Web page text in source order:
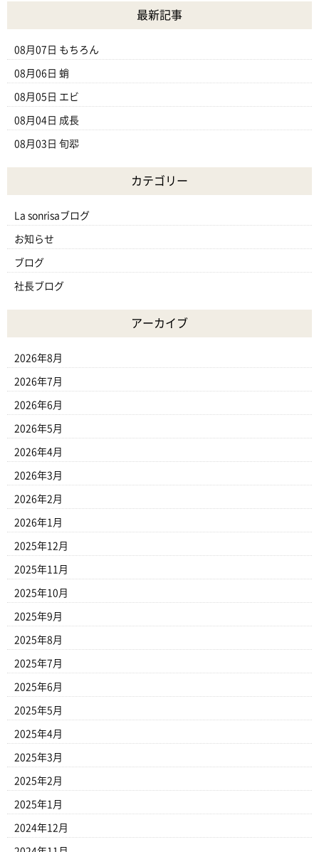
最新記事
08月07日 もちろん
08月06日 蛸
08月05日 エビ
08月04日 成長
08月03日 旬翆
カテゴリー
La sonrisaブログ
お知らせ
ブログ
社長ブログ
アーカイブ
2026年8月
2026年7月
2026年6月
2026年5月
2026年4月
2026年3月
2026年2月
2026年1月
2025年12月
2025年11月
2025年10月
2025年9月
2025年8月
2025年7月
2025年6月
2025年5月
2025年4月
2025年3月
2025年2月
2025年1月
2024年12月